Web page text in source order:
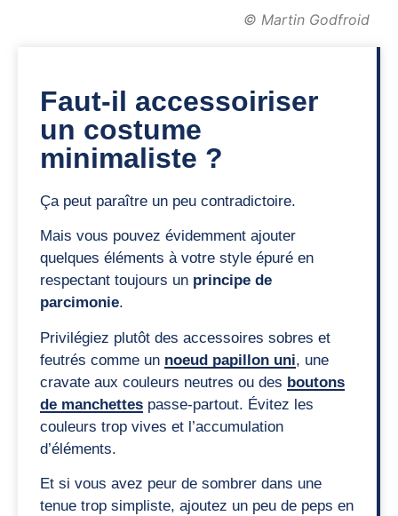
© Martin Godfroid
Faut-il accessoiriser
un costume
minimaliste ?
Ça peut paraître un peu contradictoire.
Mais vous pouvez évidemment ajouter
quelques éléments à votre style épuré en
respectant toujours un principe de
parcimonie.
Privilégiez plutôt des accessoires sobres et
feutrés comme un noeud papillon uni, une
cravate aux couleurs neutres ou des boutons
de manchettes passe-partout. Évitez les
couleurs trop vives et l’accumulation
d’éléments.
Et si vous avez peur de sombrer dans une
tenue trop simpliste, ajoutez un peu de peps en